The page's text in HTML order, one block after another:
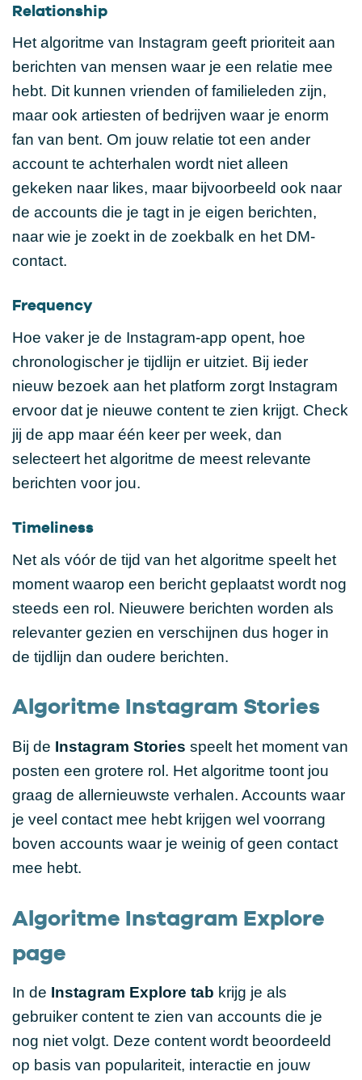
Relationship
Het algoritme van Instagram geeft prioriteit aan
berichten van mensen waar je een relatie mee
hebt. Dit kunnen vrienden of familieleden zijn,
maar ook artiesten of bedrijven waar je enorm
fan van bent. Om jouw relatie tot een ander
account te achterhalen wordt niet alleen
gekeken naar likes, maar bijvoorbeeld ook naar
de accounts die je tagt in je eigen berichten,
naar wie je zoekt in de zoekbalk en het DM-
contact.
Frequency
Hoe vaker je de Instagram-app opent, hoe
chronologischer je tijdlijn er uitziet. Bij ieder
nieuw bezoek aan het platform zorgt Instagram
ervoor dat je nieuwe content te zien krijgt. Check
jij de app maar één keer per week, dan
selecteert het algoritme de meest relevante
berichten voor jou.
Timeliness
Net als vóór de tijd van het algoritme speelt het
moment waarop een bericht geplaatst wordt nog
steeds een rol. Nieuwere berichten worden als
relevanter gezien en verschijnen dus hoger in
de tijdlijn dan oudere berichten.
Algoritme Instagram Stories
Bij de Instagram Stories speelt het moment van
posten een grotere rol. Het algoritme toont jou
graag de allernieuwste verhalen. Accounts waar
je veel contact mee hebt krijgen wel voorrang
boven accounts waar je weinig of geen contact
mee hebt.
Algoritme Instagram Explore
page
In de Instagram Explore tab krijg je als
gebruiker content te zien van accounts die je
nog niet volgt. Deze content wordt beoordeeld
op basis van populariteit, interactie en jouw